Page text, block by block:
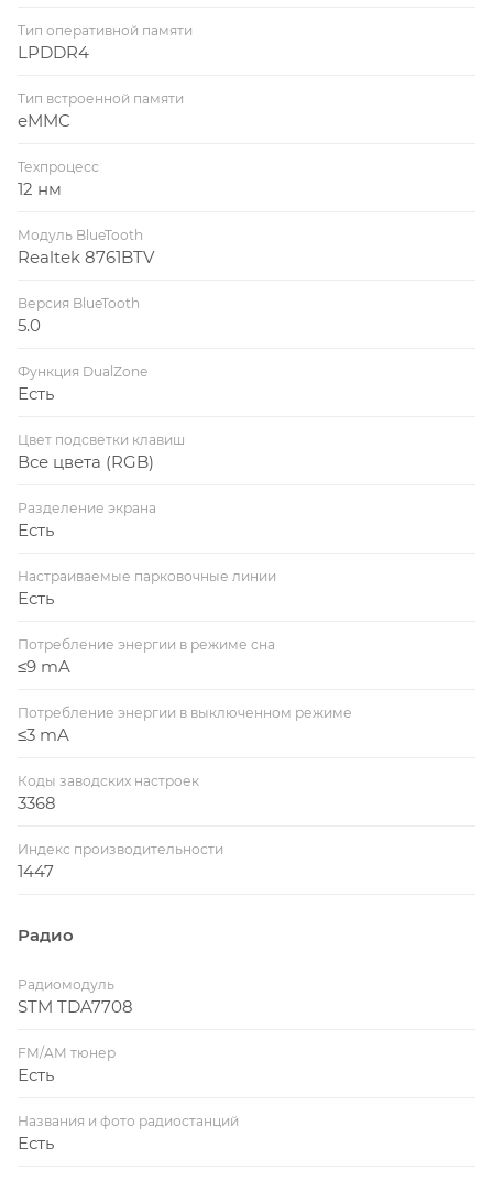
Тип оперативной памяти
LPDDR4
Тип встроенной памяти
eMMC
Техпроцесс
12 нм
Модуль BlueTooth
Realtek 8761BTV
Версия BlueTooth
5.0
Функция DualZone
Есть
Цвет подсветки клавиш
Все цвета (RGB)
Разделение экрана
Есть
Настраиваемые парковочные линии
Есть
Потребление энергии в режиме сна
≤9 mA
Потребление энергии в выключенном режиме
≤3 mA
Коды заводских настроек
3368
Индекс производительности
1447
Радио
Радиомодуль
STM TDA7708
FM/AM тюнер
Есть
Названия и фото радиостанций
Есть